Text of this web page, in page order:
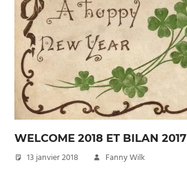
WELCOME 2018 ET BILAN 2017
13 janvier 2018 Fanny Wilk